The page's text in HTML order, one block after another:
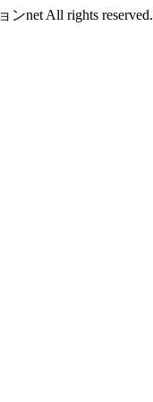
ンnet All rights reserved.